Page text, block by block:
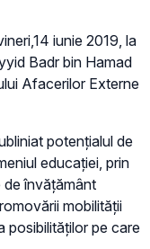
iunie 2019, la
Badr bin Hamad
Afacerilor Externe
potențialul de
educației, prin
de învățământ
mobilității
posibilităților pe care